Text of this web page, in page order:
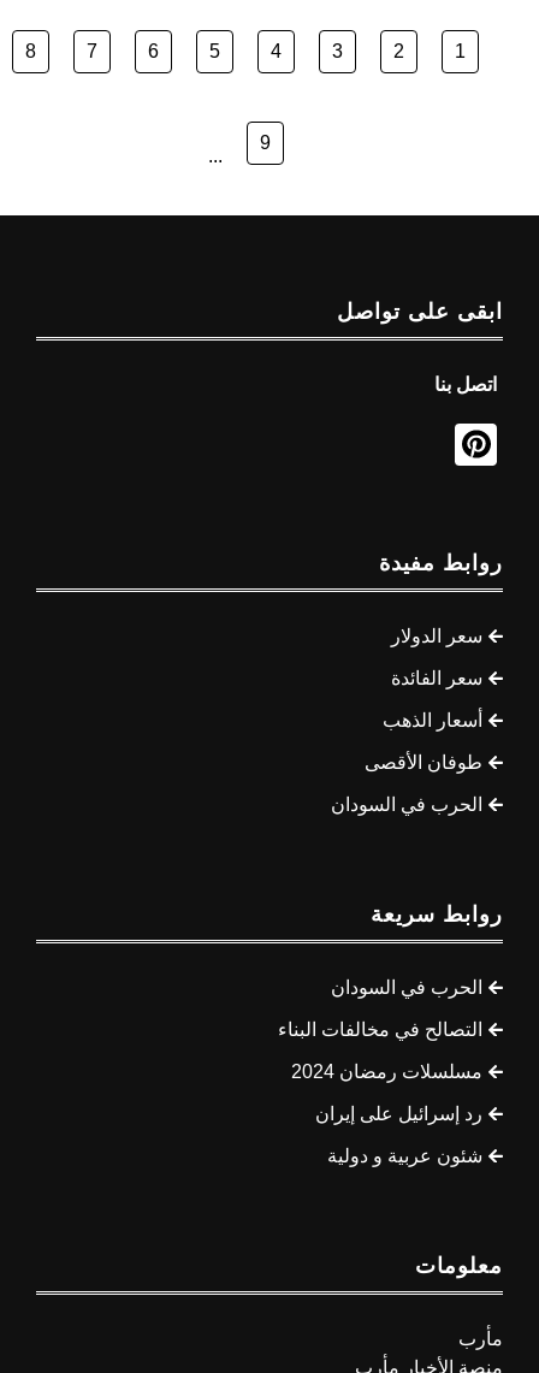
1
2
3
4
5
6
7
8
9
...
ابقى على تواصل
اتصل بنا
روابط مفيدة
سعر الدولار
سعر الفائدة
أسعار الذهب
طوفان الأقصى
الحرب في السودان
روابط سريعة
الحرب في السودان
التصالح في مخالفات البناء
مسلسلات رمضان 2024
رد إسرائيل على إيران
شئون عربية و دولية
معلومات
مأرب
منصة الأخبار مأرب